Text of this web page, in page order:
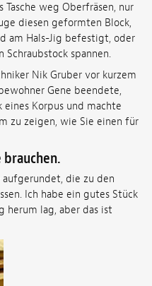
weg Oberfräsen, nur
diesen geformten Block,
am Hals-Jig befestigt, oder
spannen.
Nik Gruber vor kurzem
Gene beendete,
Korpus und machte
zu zeigen, wie Sie einen für
die zu den
Ich habe ein gutes Stück
herum lag, aber das ist